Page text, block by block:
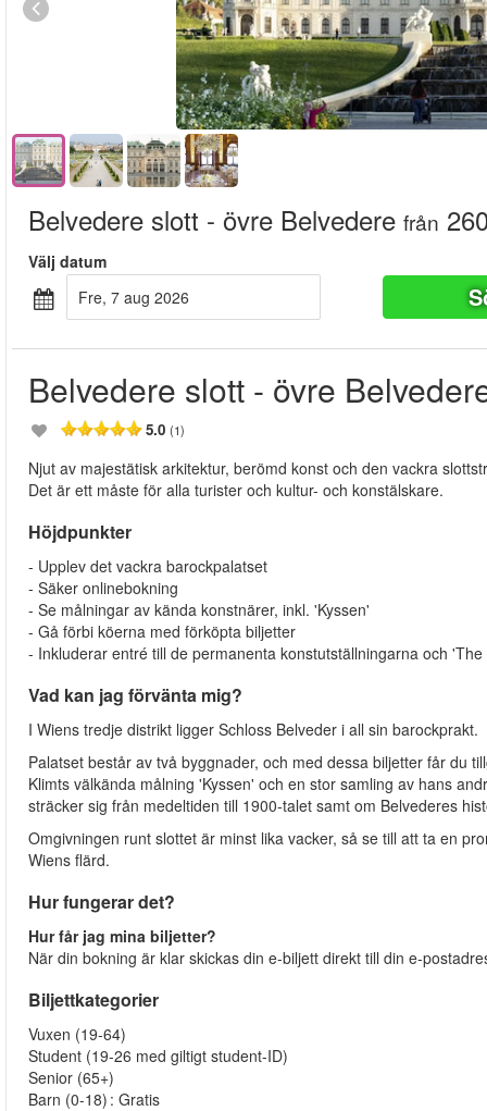
Belvedere slott - övre Belvedere från
Välj datum
fre, 7 aug 2026
Belvedere slott - övre
5.0 (1)
Njut av majestätisk arkitektur, berömd konst och den vackra
Det är ett måste för alla turister och kultur- och konstälskare.
Höjdpunkter
- Upplev det vackra barockpalatset
- Säker onlinebokning
- Se målningar av kända konstnärer, inkl. 'Kyssen'
- Gå förbi köerna med förköpta biljetter
- Inkluderar entré till de permanenta konstutställningarna och
Vad kan jag förvänta mig?
I Wiens tredje distrikt ligger Schloss Belveder i all sin barockprakt.
Palatset består av två byggnader, och med dessa biljetter får du
Klimts välkända målning 'Kyssen' och en stor samling av hans
sträcker sig från medeltiden till 1900-talet samt om Belvederes
Omgivningen runt slottet är minst lika vacker, så se till att ta en
Wiens flärd.
Hur fungerar det?
Hur får jag mina biljetter?
När din bokning är klar skickas din e-biljett direkt till din e-
Biljettkategorier
Vuxen (19-64)
Student (19-26 med giltigt student-ID)
Senior (65+)
Barn (0-18) : Gratis